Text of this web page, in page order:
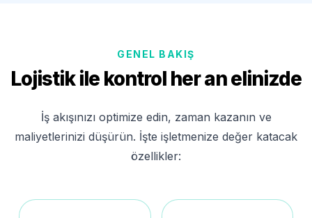
GENEL BAKIŞ
Lojistik ile kontrol her an elinizde
İş akışınızı optimize edin, zaman kazanın ve
maliyetlerinizi düşürün. İşte işletmenize değer katacak
özellikler: